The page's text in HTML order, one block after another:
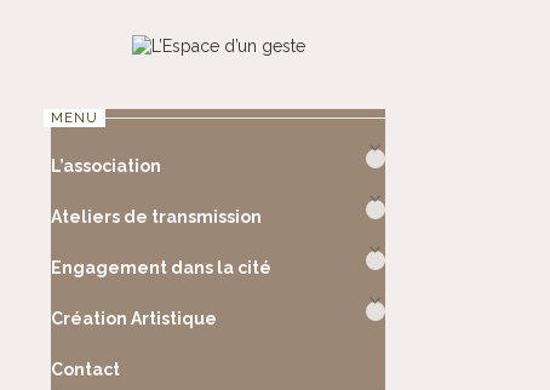
MENU
L’association
Ateliers de transmission
Engagement dans la cité
Création Artistique
Contact